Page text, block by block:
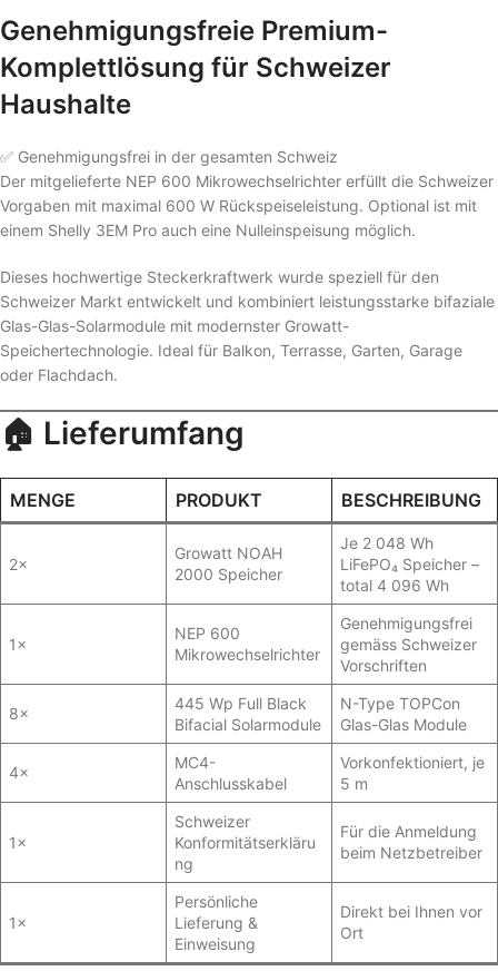
Genehmigungsfreie Premium-
Komplettlösung für Schweizer
Haushalte
✅ Genehmigungsfrei in der gesamten Schweiz
Der mitgelieferte NEP 600 Mikrowechselrichter erfüllt die Schweizer
Vorgaben mit maximal 600 W Rückspeiseleistung. Optional ist mit
einem Shelly 3EM Pro auch eine Nulleinspeisung möglich.
Dieses hochwertige Steckerkraftwerk wurde speziell für den
Schweizer Markt entwickelt und kombiniert leistungsstarke bifaziale
Glas-Glas-Solarmodule mit modernster Growatt-
Speichertechnologie. Ideal für Balkon, Terrasse, Garten, Garage
oder Flachdach.
🏠 Lieferumfang
MENGE PRODUKT BESCHREIBUNG
2×
Growatt NOAH
2000 Speicher
Je 2 048 Wh
LiFePO₄ Speicher –
total 4 096 Wh
1×
NEP 600
Mikrowechselrichter
Genehmigungsfrei
gemäss Schweizer
Vorschriften
8×
445 Wp Full Black
Bifacial Solarmodule
N-Type TOPCon
Glas-Glas Module
4×
MC4-
Anschlusskabel
Vorkonfektioniert, je
5 m
1×
Schweizer
Konformitätserkläru
ng
Für die Anmeldung
beim Netzbetreiber
1×
Persönliche
Lieferung &
Einweisung
Direkt bei Ihnen vor
Ort